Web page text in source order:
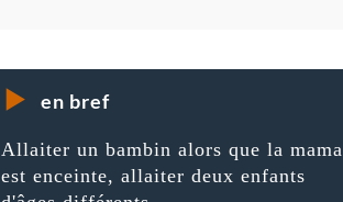
en bref
Allaiter un bambin alors que la
est enceinte, allaiter deux enfants